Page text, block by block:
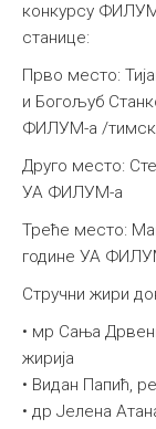
конкурсу
станице:
Прво место:
и Богољуб
ФИЛУМ-а /
Друго место:
УА ФИЛУМ-а
Треће место:
године УА
Стручни жири
• мр Сања
жирија
• Видан Папић,
• др Јелена